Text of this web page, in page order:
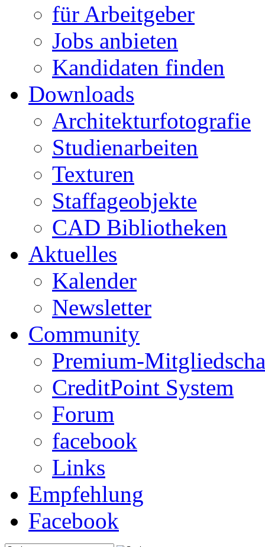
für Arbeitgeber
Jobs anbieten
Kandidaten finden
Downloads
Architekturfotografie
Studienarbeiten
Texturen
Staffageobjekte
CAD Bibliotheken
Aktuelles
Kalender
Newsletter
Community
Premium-
CreditPoint System
Forum
facebook
Links
Empfehlung
Facebook